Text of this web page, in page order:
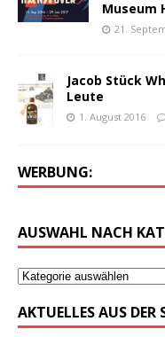
Museum
21.
Jacob Stück
Leute
1. August 2016
WERBUNG:
AUSWAHL NACH
AKTUELLES AUS DER